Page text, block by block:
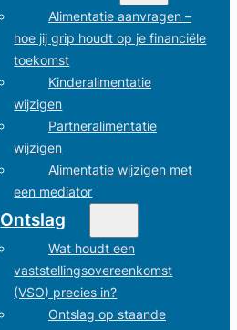
Alimentatie aanvragen –
hoe jij grip houdt op je financiële
toekomst
Kinderalimentatie
wijzigen
Partneralimentatie
wijzigen
Alimentatie wijzigen met
een mediator
Ontslag
Wat houdt een
vaststellingsovereenkomst
(VSO) precies in?
Ontslag op staande